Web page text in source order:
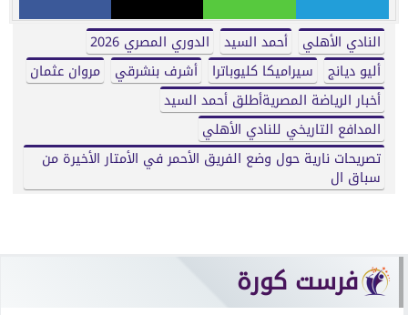
النادي الأهلي أحمد السيد
الدوري المصري 2026
أليو ديانج
سيراميكا كليوباترا أشرف بنشرقي
مروان عثمان
أخبار الرياضة المصريةأطلق أحمد السيد
المدافع التاريخي للنادي الأهلي
تصريحات نارية حول وضع الفريق الأحمر في الأمتار الأخيرة من
سباق ال
فرست كورة